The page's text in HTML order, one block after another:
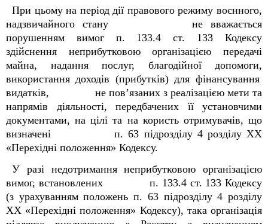
При цьому на період дії правового режиму воєнного,
надзвичайного стану не вважається
порушенням вимог п. 133.4 ст. 133 Кодексу
здійснення неприбутковою організацієюпередачі
майна, надання послуг, благодійної допомоги,
використання доходів (прибутків) для фінансування
видатків, не пов’язаних з реалізацією мети та
напрямів діяльності, передбачених її установчими
документами, на цілі та на користь отримувачів, що
визначеніп. 63 підрозділу 4 розділу ХХ
«Перехідні положення» Кодексу.
У разі недотримання неприбутковою організацією
вимог, встановлених п. 133.4 ст. 133 Кодексу
(з урахуванням положеньп. 63 підрозділу 4 розділу
ХХ «Перехідні положення» Кодексу), така організація